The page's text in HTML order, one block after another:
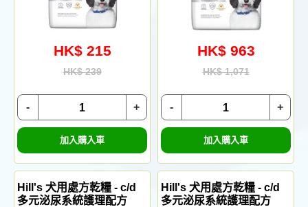
HK$ 215
HK$ 239
+
-
加入購入車
HK$ 963
HK$ 1,071
+
-
加入購入車
Hill's 犬用處方乾糧 - c/d
多元泌尿系統護理配方
Hill's 犬用處方乾糧 - c/d
多元泌尿系統護理配方